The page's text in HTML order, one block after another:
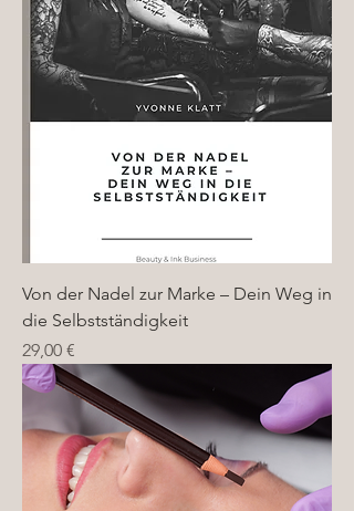
Von der Nadel zur Marke – Dein Weg in
die Selbstständigkeit
Preis
29,00 €